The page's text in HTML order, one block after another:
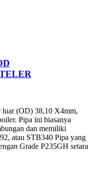
luar (OD) 38,10 X4mm,
Pipa ini biasanya
dan memiliki
atau STB340 Pipa yang
Grade P235GH setara